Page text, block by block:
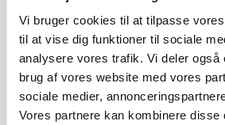
Vi bruger cookies til at tilpasse
til at vise dig funktioner til sociale
analysere vores trafik. Vi deler også
brug af vores website med vores
sociale medier,
Vores partnere kan kombinere disse
POLITIK